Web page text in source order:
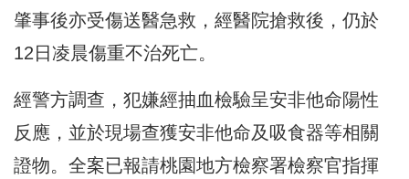
肇事後亦受傷送醫急救，經醫院搶救後，仍於
12日凌晨傷重不治死亡。
經警方調查，犯嫌經抽血檢驗呈安非他命陽性
反應，並於現場查獲安非他命及吸食器等相關
證物。全案已報請桃園地方檢察署檢察官指揮